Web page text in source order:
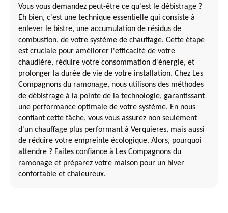
Vous vous demandez peut-être ce qu'est le débistrage ?
Eh bien, c'est une technique essentielle qui consiste à
enlever le bistre, une accumulation de résidus de
combustion, de votre système de chauffage. Cette étape
est cruciale pour améliorer l'efficacité de votre
chaudière, réduire votre consommation d'énergie, et
prolonger la durée de vie de votre installation. Chez Les
Compagnons du ramonage, nous utilisons des méthodes
de débistrage à la pointe de la technologie, garantissant
une performance optimale de votre système. En nous
confiant cette tâche, vous vous assurez non seulement
d'un chauffage plus performant à Verquieres, mais aussi
de réduire votre empreinte écologique. Alors, pourquoi
attendre ? Faites confiance à Les Compagnons du
ramonage et préparez votre maison pour un hiver
confortable et chaleureux.